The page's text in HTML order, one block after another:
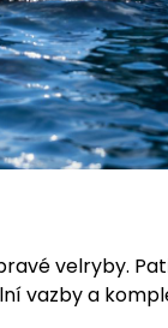
velryby.
vazby a